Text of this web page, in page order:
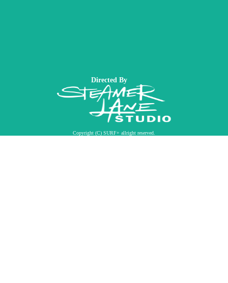
Directed By
Copyright (C) SURF+ allright reserved.